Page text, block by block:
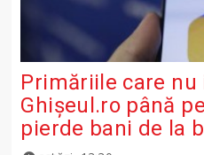
Primăriile care nu
Ghişeul.ro până
pierde bani de la